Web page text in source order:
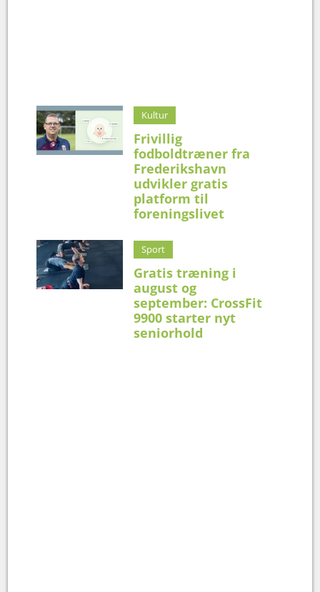
Kultur
Frivillig
fodboldtræner fra
Frederikshavn
udvikler gratis
platform til
foreningslivet
Sport
Gratis træning i
august og
september: CrossFit
9900 starter nyt
seniorhold